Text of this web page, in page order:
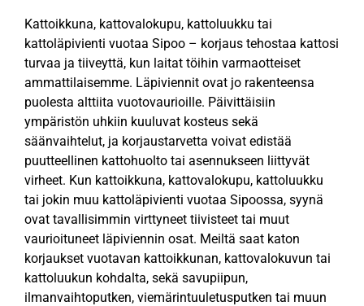
Kattoikkuna, kattovalokupu, kattoluukku tai
kattoläpivienti vuotaa Sipoo – korjaus tehostaa kattosi
turvaa ja tiiveyttä, kun laitat töihin varmaotteiset
ammattilaisemme. Läpiviennit ovat jo rakenteensa
puolesta alttiita vuotovaurioille. Päivittäisiin
ympäristön uhkiin kuuluvat kosteus sekä
säänvaihtelut, ja korjaustarvetta voivat edistää
puutteellinen kattohuolto tai asennukseen liittyvät
virheet. Kun kattoikkuna, kattovalokupu, kattoluukku
tai jokin muu kattoläpivienti vuotaa Sipoossa, syynä
ovat tavallisimmin virttyneet tiivisteet tai muut
vaurioituneet läpiviennin osat. Meiltä saat katon
korjaukset vuotavan kattoikkunan, kattovalokuvun tai
kattoluukun kohdalta, sekä savupiipun,
ilmanvaihtoputken, viemärintuuletusputken tai muun